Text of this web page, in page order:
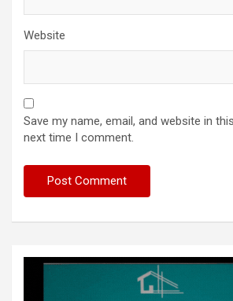
Website
Save my name, email, and website in
next time I comment.